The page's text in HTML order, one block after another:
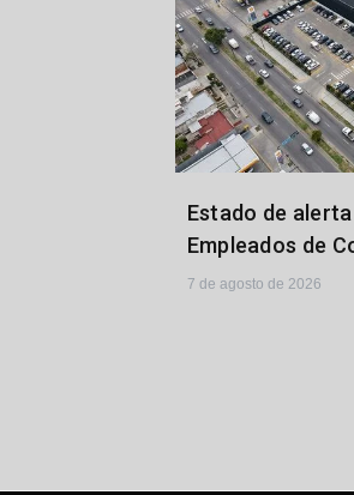
Estado de
Empleados de
7 de agosto de 2026